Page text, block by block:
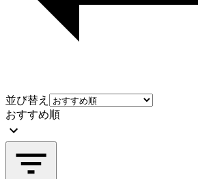
並び替え
おすすめ順